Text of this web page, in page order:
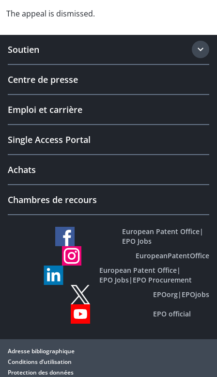
The appeal is dismissed.
Soutien
Centre de presse
Emploi et carrière
Single Access Portal
Achats
Chambres de recours
European Patent Office|
EPO Jobs
EuropeanPatentOffice
European Patent Office|
EPO Jobs| EPO Procurement
EPOorg| EPOjobs
EPO official
Adresse bibliographique
Conditions d’utilisation
Protection des données